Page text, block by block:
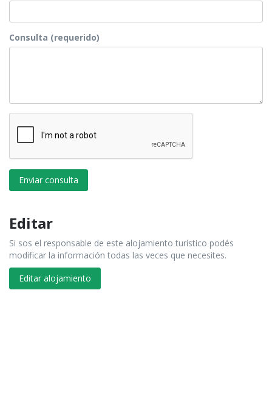
Consulta (requerido)
Enviar consulta
Editar
Si sos el responsable de este alojamiento turístico podés
modificar la información todas las veces que necesites.
Editar alojamiento